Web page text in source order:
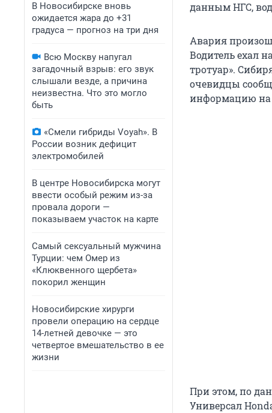
В Новосибирске вновь
ожидается жара до +31
градуса — прогноз на три дня
Всю Москву напугал
загадочный взрыв: его звук
слышали везде, а причина
неизвестна. Что это могло
быть
«Смели гибриды Voyah». В
России возник дефицит
электромобилей
В центре Новосибирска могут
ввести особый режим из-за
провала дороги —
показываем участок на карте
Самый сексуальный мужчина
Турции: чем Омер из
«Клюквенного щербета»
покорил женщин
Новосибирские хирурги
провели операцию на сердце
14-летней девочке — это
четвертое вмешательство в ее
жизни
данным НГС,
Авария
Водитель ехал
тротуар».
очевидцы
информацию на
При этом, по
Универсал